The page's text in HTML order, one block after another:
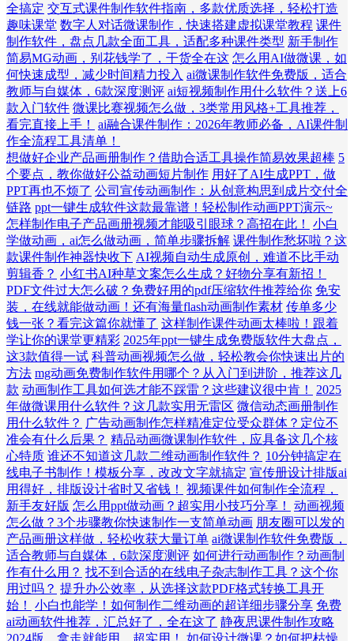
全搞定 交互式课件制作软件指南，多款优质选择，轻松打造
趣味课堂 数字人对话微课制作，快速搭建虚拟课堂教程 课件
制作软件，盘点几款全面工具，适配多种课件类型 新手制作
简易MG动画，别花钱学了，干货全在这 怎么用AI做微课，如
何快速成型，减少时间精力投入 ai微课制作软件免费版，适合
教师与自媒体，6款深度测评 ai短视频制作用什么软件？送上6
款入门软件 微课比赛视频怎么做，3类常用风格+工具推荐，
看完直接上手！
ai融合课件制作：2026年教师必备，AI课件制
作全流程工具清单！
想做好企业产品画册制作？借助合适工具操作简易效果超棒 5
个要点，教你做好公益动画短片制作 用好了AI生成PPT，做
PPT再也不烦了 公司宣传动画制作：从创意构思到成片交付全
链路 ppt一键生成软件这款最靠谱！轻松制作动画PPT演示~
怎样制作电子产品画册视频才能吸引眼球？高招在此！
小白
学做动画，ai怎么做动画，简单步骤拆解 课件制作愁坏啦？这
款课件制作神器快收下 AI视频自动生成原创，难道不比手动
剪辑香？ 小红书AI种草文案怎么生成？好物分享有新招！
PDF文件过大怎么破？免费好用的pdf压缩软件推荐给你 免安
装，在线就能做动画！还有海量flash动画制作素材 传单多少
钱一张？看完这篇你就懂了 这样制作课件动画太棒啦！跟着
学让你的课堂更精彩 2025年ppt一键生成免费版软件大盘点，
这3款值得一试 科普动画视频怎么做，轻松教会你快速出片的
方法 mg动画免费制作软件用哪个？从入门到进阶，推荐这几
款 动画制作工具如何选才能不踩雷？这些建议很中肯！
2025
年做微课用什么软件？这几款实用无雷区 微信动态画册制作
用什么软件？ 广告动画制作怎样精准定位受众群体？定位不
准会有什么后果？ 精品动画微课制作软件，应具备这几个核
心特质 谁还不知道这几款二维动画制作软件？ 10分钟搞定在
线电子书制作！模板分享，改改文字就搞定 宣传册设计排版ai
用得好，排版设计省时又省钱！
视频课件如何制作全流程，
新手友好版 怎么用ppt做动画？超实用小技巧分享！
动画视频
怎么做？3个步骤教你快速制作一支简单动画 朋友圈可以发的
产品画册这样做，轻松收获大量订单 ai微课制作软件免费版，
适合教师与自媒体，6款深度测评 如何进行动画制作？动画制
作有什么用？ 找不到合适的在线电子杂志制作工具？这个你
用过吗？ 提升办公效率，从选择这款PDF格式转换工具开
始！
小白也能学！如何制作二维动画的超详细步骤分享 免费
ai动画软件推荐，汇总好了，全在这了 静夜思课件制作攻略
2024版，拿走就能用，超实用！
如何设计微课？如何把枯燥